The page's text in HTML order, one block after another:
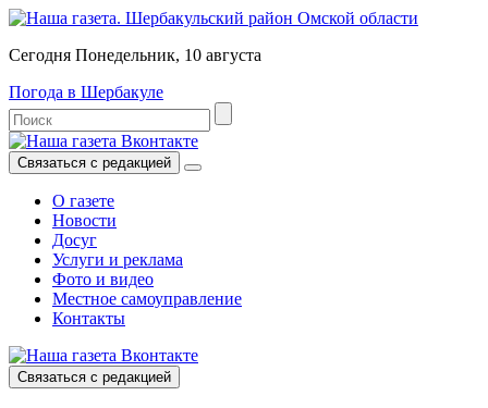
Сегодня Понедельник, 10 августа
Погода в Шербакуле
Связаться с редакцией
О газете
Новости
Досуг
Услуги и реклама
Фото и видео
Местное самоуправление
Контакты
Связаться с редакцией